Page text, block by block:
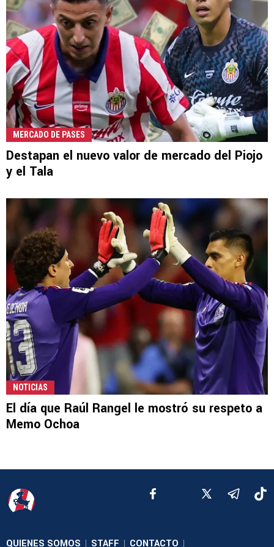
MERCADO DE PASES
Destapan el nuevo valor de mercado del Piojo
y el Tala
NOTICIAS
El día que Raúl Rangel le mostró su respeto a
Memo Ochoa
QUIENES SOMOS | STAFF | CONTACTO |